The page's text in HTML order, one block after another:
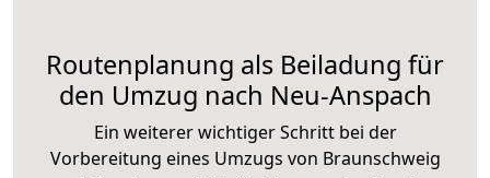
Routenplanung als Beiladung für
den Umzug nach Neu-Anspach
Ein weiterer wichtiger Schritt bei der
Vorbereitung eines Umzugs von Braunschweig